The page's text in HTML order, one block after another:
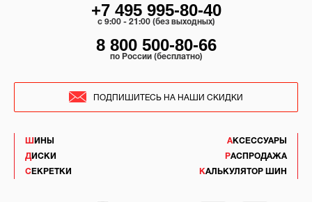
ШИНЫ
ДИСКИ
СЕКРЕТКИ
АКСЕССУАРЫ
РАСПРОДАЖА
КАЛЬКУЛЯТОР ШИН
+7 495 995-80-40
c 9:00 - 21:00 (без выходных)
8 800 500-80-66
по России (бесплатно)
ПОДПИШИТЕСЬ НА НАШИ СКИДКИ